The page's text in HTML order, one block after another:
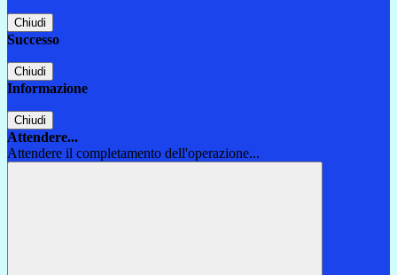
Chiudi
Successo
Chiudi
Informazione
Chiudi
Attendere...
Attendere il completamento dell'operazione...